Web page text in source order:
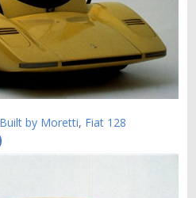
by Moretti, Fiat 128